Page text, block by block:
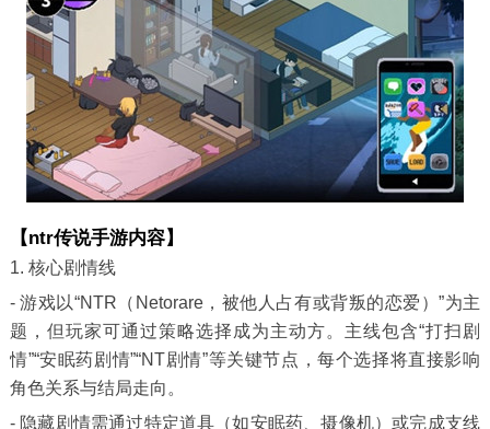
【ntr传说手游内容】
1. 核心剧情线
- 游戏以“NTR（Netorare，被他人占有或背叛的恋爱）”为主
题，但玩家可通过策略选择成为主动方。主线包含“打扫剧
情”“安眠药剧情”“NT剧情”等关键节点，每个选择将直接影响
角色关系与结局走向。
- 隐藏剧情需通过特定道具（如安眠药、摄像机）或完成支线